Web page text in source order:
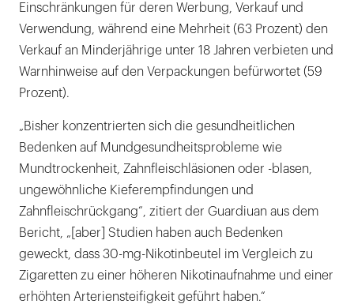
Einschränkungen für deren Werbung, Verkauf und
Verwendung, während eine Mehrheit (63 Prozent) den
Verkauf an Minderjährige unter 18 Jahren verbieten und
Warnhinweise auf den Verpackungen befürwortet (59
Prozent).
„Bisher konzentrierten sich die gesundheitlichen
Bedenken auf Mundgesundheitsprobleme wie
Mundtrockenheit, Zahnfleischläsionen oder -blasen,
ungewöhnliche Kieferempfindungen und
Zahnfleischrückgang“, zitiert der Guardiuan aus dem
Bericht, „[aber] Studien haben auch Bedenken
geweckt, dass 30-mg-Nikotinbeutel im Vergleich zu
Zigaretten zu einer höheren Nikotinaufnahme und einer
erhöhten Arteriensteifigkeit geführt haben.“